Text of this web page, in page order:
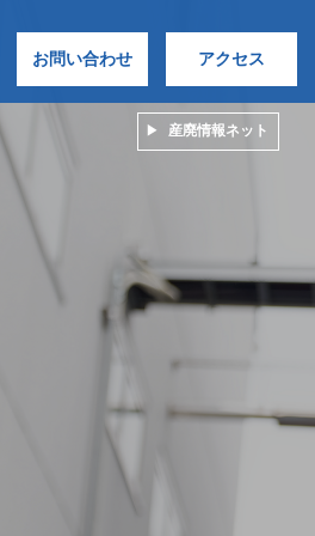
産廃情報ネット
お問い合わせ アクセス